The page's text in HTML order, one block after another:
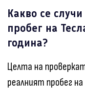
Какво се
пробег на
година?
Целта на
реалният пробег